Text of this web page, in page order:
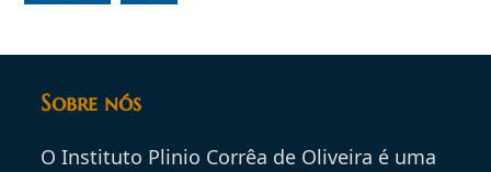
Sobre nós
O Instituto Plinio Corrêa de Oliveira é uma